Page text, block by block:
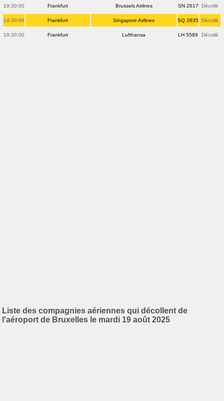
19:30:00 Frankfurt Brussels Airlines SN 2617 Décollé
19:30:00 Frankfurt Singapore Airlines SQ 2835 Décollé
19:30:00 Frankfurt Lufthansa LH 5589 Décollé
Liste des compagnies aériennes qui décollent de
l'aéroport de Bruxelles le mardi 19 août 2025